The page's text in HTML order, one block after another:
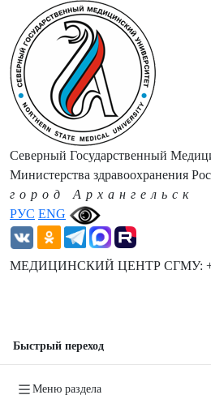
РУС ENG
Северный Государственный
Министерства здравоохранения
город Архангельск
МЕДИЦИНСКИЙ ЦЕНТР СГМУ: +7
Быстрый переход
Меню раздела